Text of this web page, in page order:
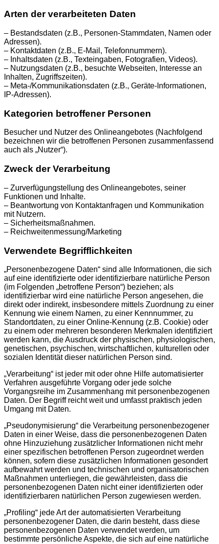
Arten der verarbeiteten Daten
– Bestandsdaten (z.B., Personen-Stammdaten, Namen oder
Adressen).
– Kontaktdaten (z.B., E-Mail, Telefonnummern).
– Inhaltsdaten (z.B., Texteingaben, Fotografien, Videos).
– Nutzungsdaten (z.B., besuchte Webseiten, Interesse an
Inhalten, Zugriffszeiten).
– Meta-/Kommunikationsdaten (z.B., Geräte-Informationen,
IP-Adressen).
Kategorien betroffener Personen
Besucher und Nutzer des Onlineangebotes (Nachfolgend
bezeichnen wir die betroffenen Personen zusammenfassend
auch als „Nutzer“).
Zweck der Verarbeitung
– Zurverfügungstellung des Onlineangebotes, seiner
Funktionen und Inhalte.
– Beantwortung von Kontaktanfragen und Kommunikation
mit Nutzern.
– Sicherheitsmaßnahmen.
– Reichweitenmessung/Marketing
Verwendete Begrifflichkeiten
„Personenbezogene Daten“ sind alle Informationen, die sich
auf eine identifizierte oder identifizierbare natürliche Person
(im Folgenden „betroffene Person“) beziehen; als
identifizierbar wird eine natürliche Person angesehen, die
direkt oder indirekt, insbesondere mittels Zuordnung zu einer
Kennung wie einem Namen, zu einer Kennnummer, zu
Standortdaten, zu einer Online-Kennung (z.B. Cookie) oder
zu einem oder mehreren besonderen Merkmalen identifiziert
werden kann, die Ausdruck der physischen, physiologischen,
genetischen, psychischen, wirtschaftlichen, kulturellen oder
sozialen Identität dieser natürlichen Person sind.
„Verarbeitung“ ist jeder mit oder ohne Hilfe automatisierter
Verfahren ausgeführte Vorgang oder jede solche
Vorgangsreihe im Zusammenhang mit personenbezogenen
Daten. Der Begriff reicht weit und umfasst praktisch jeden
Umgang mit Daten.
„Pseudonymisierung“ die Verarbeitung personenbezogener
Daten in einer Weise, dass die personenbezogenen Daten
ohne Hinzuziehung zusätzlicher Informationen nicht mehr
einer spezifischen betroffenen Person zugeordnet werden
können, sofern diese zusätzlichen Informationen gesondert
aufbewahrt werden und technischen und organisatorischen
Maßnahmen unterliegen, die gewährleisten, dass die
personenbezogenen Daten nicht einer identifizierten oder
identifizierbaren natürlichen Person zugewiesen werden.
„Profiling“ jede Art der automatisierten Verarbeitung
personenbezogener Daten, die darin besteht, dass diese
personenbezogenen Daten verwendet werden, um
bestimmte persönliche Aspekte, die sich auf eine natürliche